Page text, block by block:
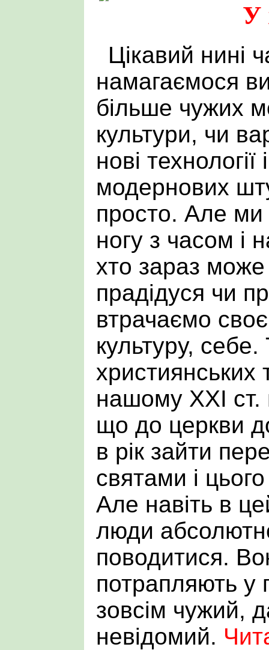
У
Цікавий нині
намагаємося
більше чужих
культури, чи
нові технології
модернових
просто. Але ми
ногу з часом і
хто зараз може
прадідуся чи
втрачаємо
культуру,
християнських
нашому ХХІ
що до церкви
в рік зайти
святами і
Але навіть в
люди
поводитися.
потрапляють у
зовсім чужий,
невідомий.